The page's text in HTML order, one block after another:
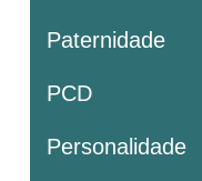
Paternidade
PCD
Personalidade